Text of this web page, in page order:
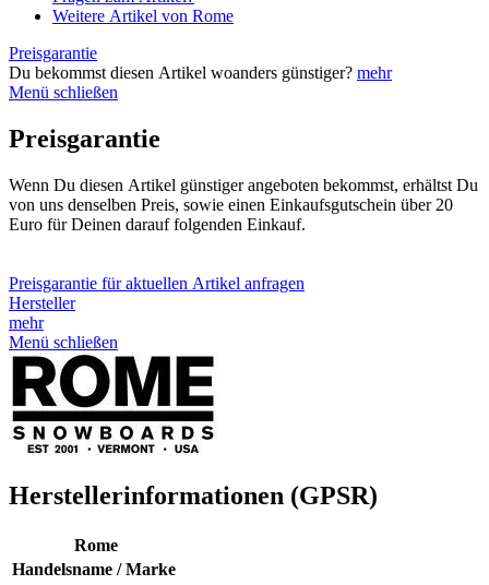
Weitere Artikel von Rome
Preisgarantie
Du bekommst diesen Artikel woanders günstiger? mehr
Menü schließen
Preisgarantie
Wenn Du diesen Artikel günstiger angeboten bekommst, erhältst Du
von uns denselben Preis, sowie einen Einkaufsgutschein über 20
Euro für Deinen darauf folgenden Einkauf.
Preisgarantie für aktuellen Artikel anfragen
Hersteller
mehr
Menü schließen
Herstellerinformationen (GPSR)
Rome
Handelsname / Marke